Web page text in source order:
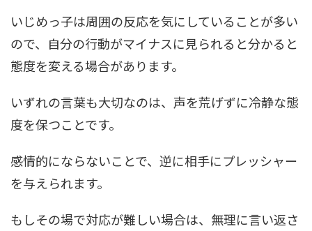
いじめっ子は周囲の反応を気にしていることが多い
ので、自分の行動がマイナスに見られると分かると
態度を変える場合があります。
いずれの言葉も大切なのは、声を荒げずに冷静な態
度を保つことです。
感情的にならないことで、逆に相手にプレッシャー
を与えられます。
もしその場で対応が難しい場合は、無理に言い返さ